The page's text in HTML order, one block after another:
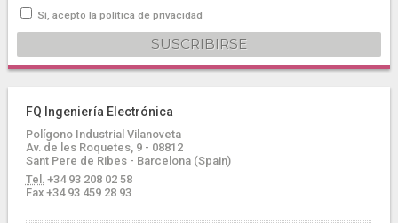
Sí, acepto la política de privacidad
FQ Ingeniería Electrónica
Polígono Industrial Vilanoveta
Av. de les Roquetes, 9 - 08812
Sant Pere de Ribes - Barcelona (Spain)
Tel. +34 93 208 02 58
Fax +34 93 459 28 93